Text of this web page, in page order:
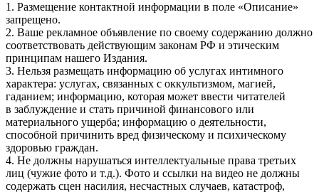
1. Размещение контактной информации в поле «Описание»
запрещено.
2. Ваше рекламное объявление по своему содержанию должно
соответствовать действующим законам РФ и этическим
принципам нашего Издания.
3. Нельзя размещать информацию об услугах интимного
характера: услугах, связанных с оккультизмом, магией,
гаданием; информацию, которая может ввести читателей
в заблуждение и стать причиной финансового или
материального ущерба; информацию о деятельности,
способной причинить вред физическому и психическому
здоровью граждан.
4. Не должны нарушаться интеллектуальные права третьих
лиц (чужие фото и т.д.). Фото и ссылки на видео не должны
содержать сцен насилия, несчастных случаев, катастроф,